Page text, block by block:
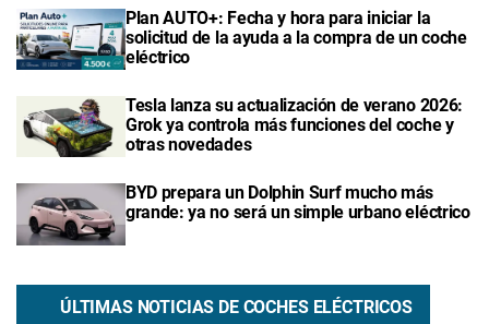
Plan AUTO+: Fecha y hora para iniciar la
solicitud de la ayuda a la compra de un coche
eléctrico
Tesla lanza su actualización de verano 2026:
Grok ya controla más funciones del coche y
otras novedades
BYD prepara un Dolphin Surf mucho más
grande: ya no será un simple urbano eléctrico
ÚLTIMAS NOTICIAS DE COCHES ELÉCTRICOS